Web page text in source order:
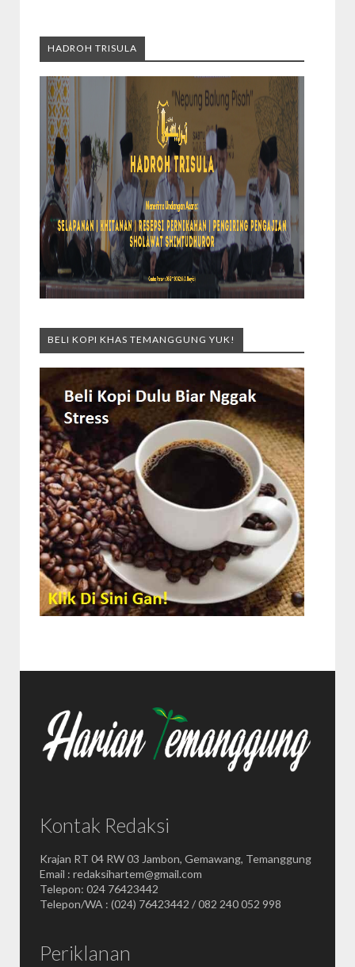
HADROH TRISULA
BELI KOPI KHAS TEMANGGUNG YUK!
Kontak Redaksi
Krajan RT 04 RW 03 Jambon, Gemawang, Temanggung
Email : redaksihartem@gmail.com
Telepon: 024 76423442
Telepon/WA : (024) 76423442 / 082 240 052 998
Periklanan